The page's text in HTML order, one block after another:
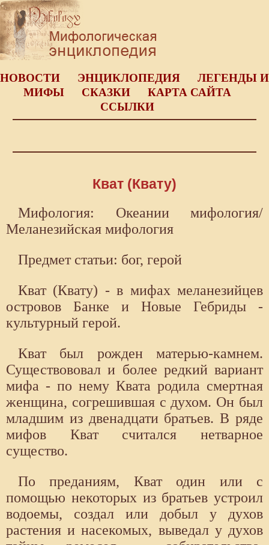
НОВОСТИ ЭНЦИКЛОПЕДИЯ
ЛЕГЕНДЫ И
МИФЫ
СКАЗКИ
КАРТА САЙТА
ССЫЛКИ
Кват (Квату)
Мифология: Океании мифология/
Меланезийская мифология
Предмет статьи: бог, герой
Кват (Квату) - в мифах меланезийцев
островов Банке и Новые Гебриды -
культурный герой.
Кват был рожден матерью-камнем.
Существововал и более редкий вариант
мифа - по нему Квата родила смертная
женщина, согрешившая с духом. Он был
младшим из двенадцати братьев. В ряде
мифов Кват считался нетварное
существо.
По преданиям, Кват один или с
помощью некоторых из братьев устроил
водоемы, создал или добыл у духов
растения и насекомых, выведал у духов